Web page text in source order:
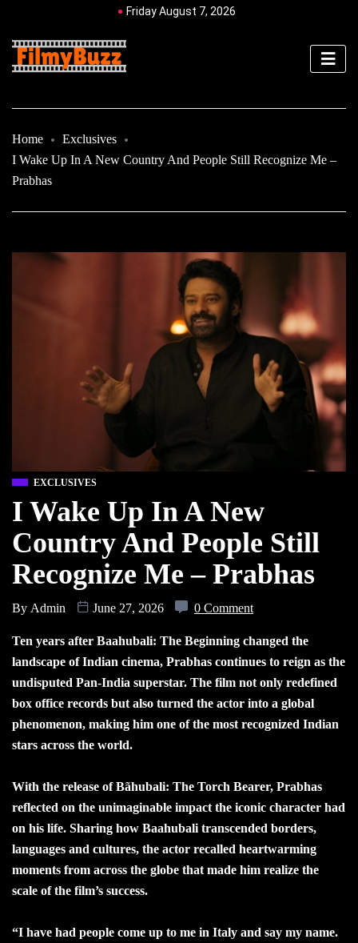
Friday August 7, 2026
Home
Exclusives
I Wake Up In A New Country And People Still Recognize Me –
Prabhas
EXCLUSIVES
I Wake Up In A New
Country And People Still
Recognize Me – Prabhas
By Admin June 27, 2026 0 Comment
Ten years after Baahubali: The Beginning changed the
landscape of Indian cinema, Prabhas continues to reign as the
undisputed Pan-India superstar. The film not only redefined
box office records but also turned the actor into a global
phenomenon, making him one of the most recognized Indian
stars across the world.
With the release of Bãhubali: The Torch Bearer, Prabhas
reflected on the unimaginable impact the iconic character had
on his life. Sharing how Baahubali transcended borders,
languages and cultures, the actor recalled heartwarming
moments from across the globe that made him realize the
scale of the film’s success.
“I have had people come up to me in Italy and say my name.